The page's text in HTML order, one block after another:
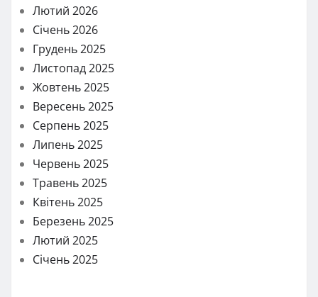
Лютий 2026
Січень 2026
Грудень 2025
Листопад 2025
Жовтень 2025
Вересень 2025
Серпень 2025
Липень 2025
Червень 2025
Травень 2025
Квітень 2025
Березень 2025
Лютий 2025
Січень 2025